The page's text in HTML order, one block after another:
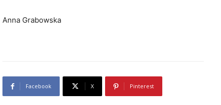
Anna Grabowska
Facebook X Pinterest